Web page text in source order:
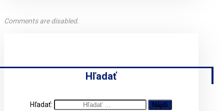
Comments are disabled.
Hľadať
Hľadať: